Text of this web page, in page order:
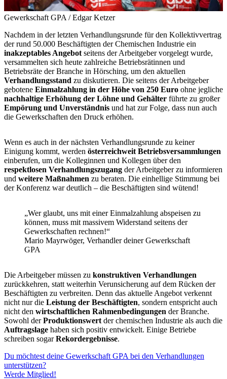
Gewerkschaft GPA / Edgar Ketzer
Nachdem in der letzten Verhandlungsrunde für den Kollektivvertrag
der rund 50.000 Beschäftigten der Chemischen Industrie ein
inakzeptables Angebot seitens der Arbeitgeber vorgelegt wurde,
versammelten sich heute zahlreiche Betriebsrätinnen und
Betriebsräte der Branche in Hörsching, um den aktuellen
Verhandlungsstand zu diskutieren. Die seitens der Arbeitgeber
gebotene Einmalzahlung in der Höhe von 250 Euro ohne jegliche
nachhaltige Erhöhung der Löhne und Gehälter führte zu großer
Empörung und Unverständnis und hat zur Folge, dass nun auch
die Gewerkschaften den Druck erhöhen.
Wenn es auch in der nächsten Verhandlungsrunde zu keiner
Einigung kommt, werden österreichweit Betriebsversammlungen
einberufen, um die Kolleginnen und Kollegen über den
respektlosen Verhandlungszugang der Arbeitgeber zu informieren
und weitere Maßnahmen zu beraten. Die einhellige Stimmung bei
der Konferenz war deutlich – die Beschäftigten sind wütend!
„Wer glaubt, uns mit einer Einmalzahlung abspeisen zu
können, muss mit massivem Widerstand seitens der
Gewerkschaften rechnen!“
Mario Mayrwöger, Verhandler deiner Gewerkschaft
GPA
Die Arbeitgeber müssen zu konstruktiven Verhandlungen
zurückkehren, statt weiterhin Verunsicherung auf dem Rücken der
Beschäftigten zu verbreiten. Denn das aktuelle Angebot verkennt
nicht nur die Leistung der Beschäftigten, sondern entspricht auch
nicht den wirtschaftlichen Rahmenbedingungen der Branche.
Sowohl derProduktionswert der chemischen Industrie als auch die
Auftragslage haben sich positiv entwickelt. Einige Betriebe
schreiben sogarRekordergebnisse.
Du möchtest deine Gewerkschaft GPA bei den Verhandlungen
unterstützen?
Werde Mitglied!